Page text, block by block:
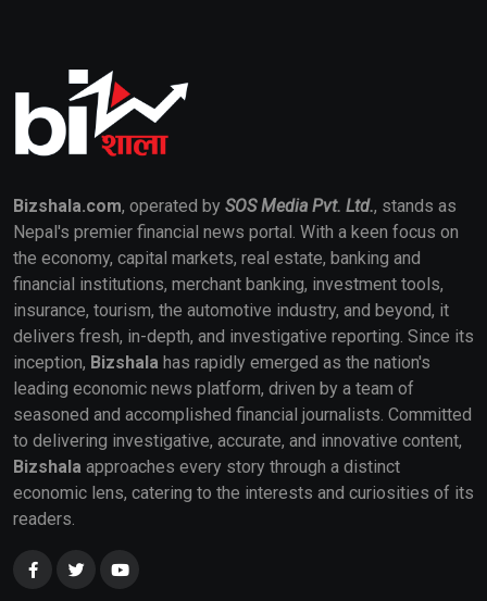
Bizshala.com, operated by SOS Media Pvt. Ltd., stands as
Nepal's premier financial news portal. With a keen focus on
the economy, capital markets, real estate, banking and
financial institutions, merchant banking, investment tools,
insurance, tourism, the automotive industry, and beyond, it
delivers fresh, in-depth, and investigative reporting. Since its
inception, Bizshala has rapidly emerged as the nation's
leading economic news platform, driven by a team of
seasoned and accomplished financial journalists. Committed
to delivering investigative, accurate, and innovative content,
Bizshala approaches every story through a distinct
economic lens, catering to the interests and curiosities of its
readers.